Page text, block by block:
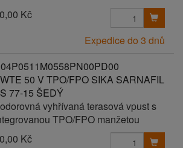
Kč
Expedice do 3 dnů
50 V TPO/FPO SIKA SARNAFIL
77-15 ŠEDÝ
vyhřívaná terasová vpust s
TPO/FPO manžetou
Kč